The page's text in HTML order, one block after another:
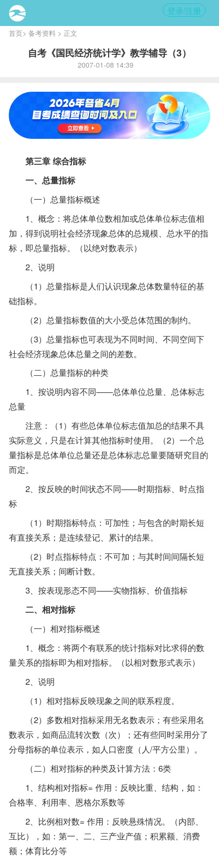
登录/注册
首页> 备考资料> 正文
自考《国民经济统计学》教学辅导（3）
2007-01-08 14:39
第三章 综合指标
一、总量指标
（一）总量指标概述
1、概念：将总体单位数相加或总体单位标志值相
加，得到说明社会经济现象总体的总规模、总水平的指
标，即总量指标。（以绝对数表示）
2、说明
（1）总量指标是人们认识现象总体数量特征的基
础指标。
（2）总量指标数值的大小受总体范围的制约。
（3）总量指标也可表现为不同时间、不同空间下
社会经济现象总体总量之间的差数。
（二）总量指标的种类
1、按说明内容不同——总体单位总量、总体标志
总量
注意：（1）有些总体单位标志值加总的结果不具
实际意义，只是在计算其他指标时使用。（2）一个总
量指标是总体单位总量还是总体标志总量要随研究目的
而定。
2、按反映的时间状态不同——时期指标、时点指
标
（1）时期指标特点：可加性；与包含的时期长短
有直接关系；是连续登记、累计的结果。
（2）时点指标特点：不可加；与其时间间隔长短
无直接关系；间断计数。
3、按表现形态不同——实物指标、价值指标
二、相对指标
（一）相对指标概述
1、概念：将两个有联系的统计指标对比求得的数
量关系的指标即为相对指标。（以相对数形式表示）
2、说明
（1）相对指标反映现象之间的联系程度。
（2）多数相对指标采用无名数表示；有些采用名
数表示，如商品流转次数（次）；还有些同时采用分了
分母指标的单位表示，如人口密度（人/平方公里）。
（二）相对指标的种类及计算方法：6类
1、结构相对指标= 作用：反映比重、结构，如：
合格率、利用率、恩格尔系数等
2、比例相对数= 作用：反映悬殊情况。（内部、
互比），如：第一、二、三产业产值；积累额、消费
额；体育比分等